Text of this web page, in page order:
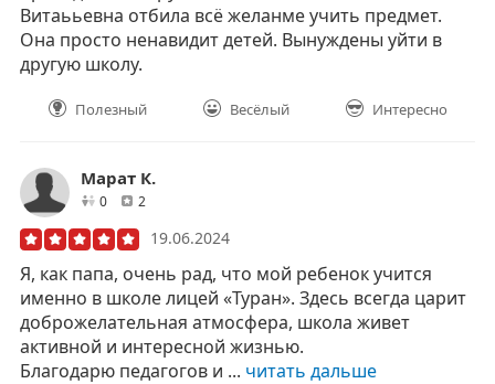
Витаььевна отбила всё желанме учить предмет.
Она просто ненавидит детей. Вынуждены уйти в
другую школу.
Полезный Весёлый Интересно
Марат К.
0друзей
2
19.06.2024
Я, как папа, очень рад, что мой ребенок учится
именно в школе лицей «Туран». Здесь всегда царит
доброжелательная атмосфера, школа живет
активной и интересной жизнью.
Благодарю педагогов и ... читать дальше